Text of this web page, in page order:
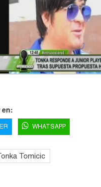
en:
WHATSAPP
Tomicic